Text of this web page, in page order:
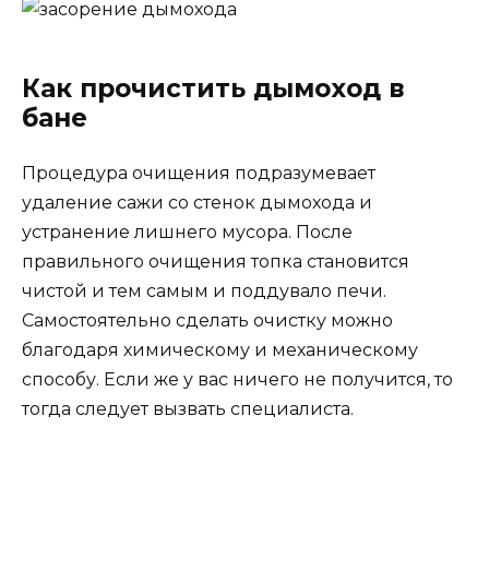
Как прочистить дымоход в
бане
Процедура очищения подразумевает
удаление сажи со стенок дымохода и
устранение лишнего мусора. После
правильного очищения топка становится
чистой и тем самым и поддувало печи.
Самостоятельно сделать очистку можно
благодаря химическому и механическому
способу. Если же у вас ничего не получится, то
тогда следует вызвать специалиста.